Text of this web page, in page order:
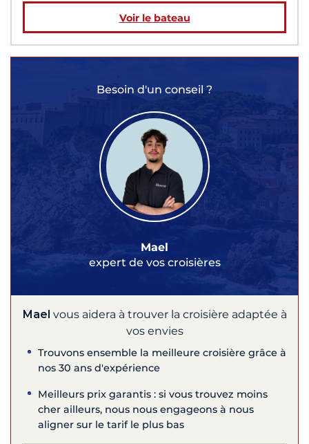
Voir le bateau
Besoin d'un conseil ?
Mael
expert de vos croisières
Mael vous aidera à trouver la croisière adaptée à
vos envies
Trouvons ensemble la meilleure croisière grâce à
nos 30 ans d'expérience
Meilleurs prix garantis : si vous trouvez moins
cher ailleurs, nous nous engageons à nous
aligner sur le tarif le plus bas